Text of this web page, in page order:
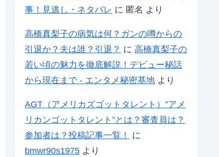
事！見逃し・ネタバレ に 匿名 より
高橋真梨子の病気は何？ガンの噂からの
引退か？夫は誰？引退？ に 高橋真梨子の
若い頃の魅力を徹底解説！デビュー秘話
から現在まで - エンタメ秘密基地 より
AGT（アメリカズゴットタレント）”アメ
リカンゴットタレント”とは？審査員は？
参加者は？投稿記事一覧！
に
bmwr90s1975 より